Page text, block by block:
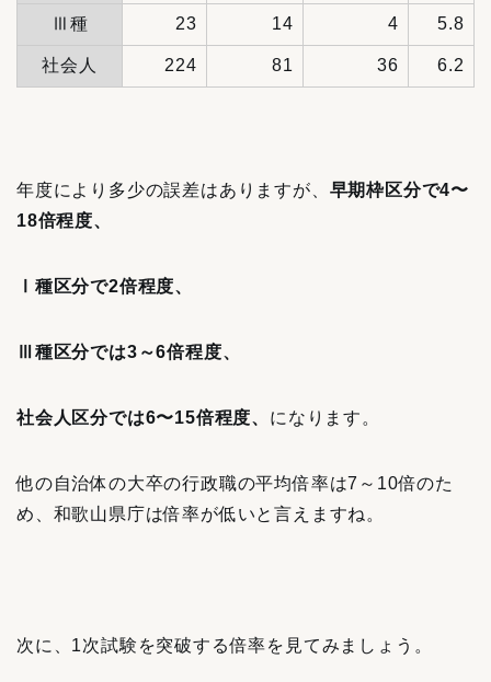
Ⅲ種 23 14 4 5.8
社会人 224 81 36 6.2
年度により多少の誤差はありますが、 早期枠区分で4〜
18倍程度、
Ⅰ種区分で2倍程度、
Ⅲ種区分では3～6倍程度、
社会人区分では6〜15倍程度、 になります。
他の自治体の大卒の行政職の平均倍率は7～10倍のた
め、和歌山県庁は倍率が低いと言えますね。
次に、1次試験を突破する倍率を見てみましょう。